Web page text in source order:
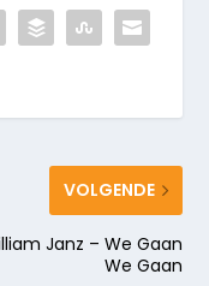
VOLGENDE
Janz – We Gaan
We Gaan